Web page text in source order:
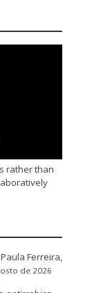
rather than
Ferreira,
de 2026